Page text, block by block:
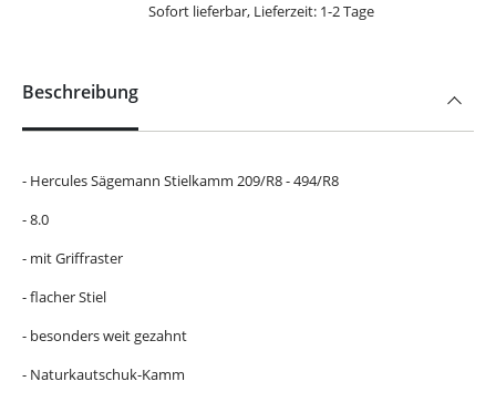
Sofort lieferbar, Lieferzeit: 1-2 Tage
Beschreibung
- Hercules Sägemann Stielkamm 209/R8 - 494/R8
- 8.0
- mit Griffraster
- flacher Stiel
- besonders weit gezahnt
- Naturkautschuk-Kamm